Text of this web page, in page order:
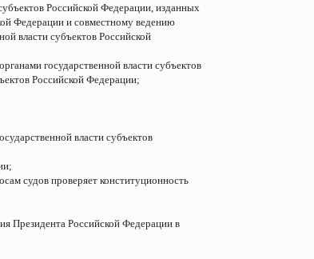
Российской Федерации, изданных
Федерации и совместному ведению
власти субъектов Российской
государственной власти субъектов
Российской Федерации;
власти субъектов
судов проверяет конституционность
Президента Российской Федерации в